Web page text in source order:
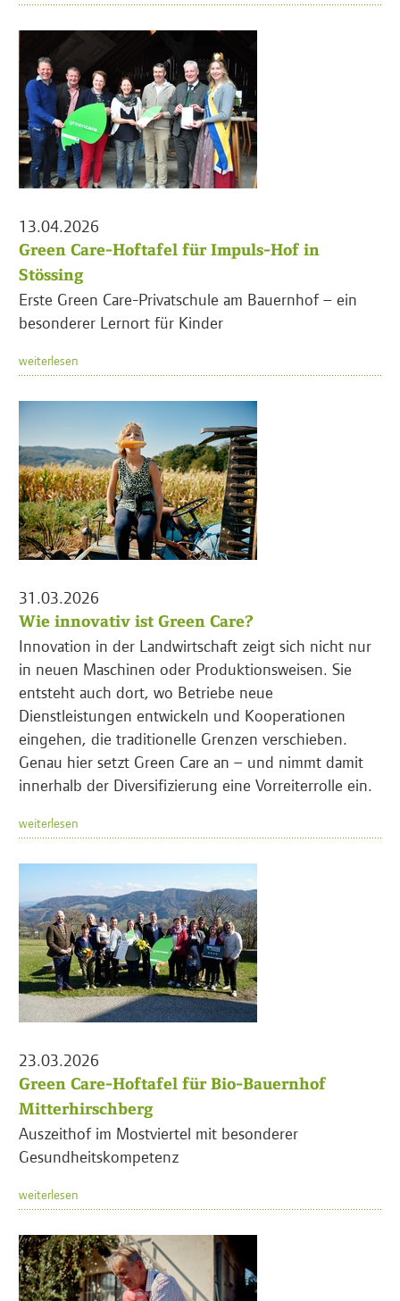
13.04.2026
Green Care-Hoftafel für Impuls-Hof in
Stössing
Erste Green Care-Privatschule am Bauernhof – ein
besonderer Lernort für Kinder
weiterlesen
31.03.2026
Wie innovativ ist Green Care?
Innovation in der Landwirtschaft zeigt sich nicht nur
in neuen Maschinen oder Produktionsweisen. Sie
entsteht auch dort, wo Betriebe neue
Dienstleistungen entwickeln und Kooperationen
eingehen, die traditionelle Grenzen verschieben.
Genau hier setzt Green Care an – und nimmt damit
innerhalb der Diversifizierung eine Vorreiterrolle ein.
weiterlesen
23.03.2026
Green Care-Hoftafel für Bio-Bauernhof
Mitterhirschberg
Auszeithof im Mostviertel mit besonderer
Gesundheitskompetenz
weiterlesen